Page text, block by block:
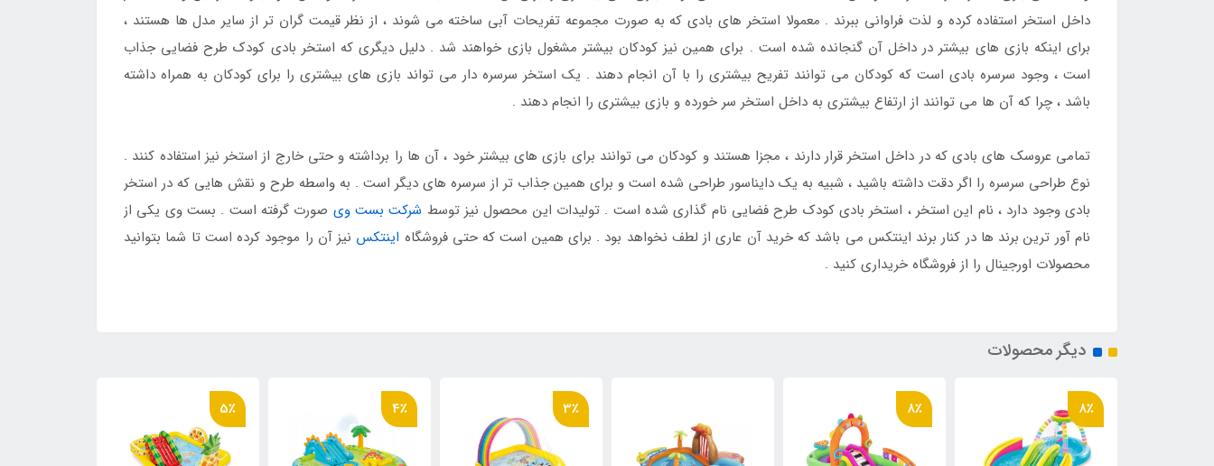
داخل استخر استفاده کرده و لذت فراوانی ببرند . معمولا استخر های بادی که به صورت مجموعه تفریحات آبی ساخته می شوند ، از نظر قیمت گران تر از سایر مدل ها هستند ،
برای اینکه بازی های بیشتر در داخل آن گنجانده شده است . برای همین نیز کودکان بیشتر مشغول بازی خواهند شد . دلیل دیگری که استخر بادی کودک طرح فضایی جذاب
است ، وجود سرسره بادی است که کودکان می توانند تفریح بیشتری را با آن انجام دهند . یک استخر سرسره دار می تواند بازی های بیشتری را برای کودکان به همراه داشته
باشد ، چرا که آن ها می توانند از ارتفاع بیشتری به داخل استخر سر خورده و بازی بیشتری را انجام دهند .
تمامی عروسک های بادی که در داخل استخر قرار دارند ، مجزا هستند و کودکان می توانند برای بازی های بیشتر خود ، آن ها را برداشته و حتی خارج از استخر نیز استفاده کنند .
نوع طراحی سرسره را اگر دقت داشته باشید ، شبیه به یک دایناسور طراحی شده است و برای همین جذاب تر از سرسره های دیگر است . به واسطه طرح و نقش هایی که در استخر
بادی وجود دارد ، نام این استخر ، استخر بادی کودک طرح فضایی نام گذاری شده است . تولیدات این محصول نیز توسط شرکت بست وی صورت گرفته است . بست وی یکی از
نام آور ترین برند ها در کنار برند اینتکس می باشد که خرید آن عاری از لطف نخواهد بود . برای همین است که حتی فروشگاه اینتکس نیز آن را موجود کرده است تا شما بتوانید
محصولات اورجینال را از فروشگاه خریداری کنید .
دیگر محصولات
8٪ 8٪ 3٪ 4٪ 5٪